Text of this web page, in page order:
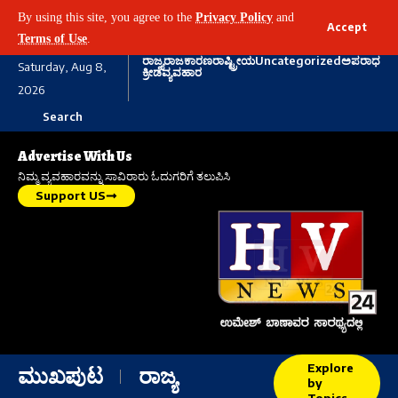
By using this site, you agree to the Privacy Policy and
Terms of Use
Accept
Saturday, Aug 8,
2026
ರಾಜ್ಯರಾಜಕಾರಣರಾಷ್ಟ್ರೀಯUncategorizedಅಪರಾಧ
ಕ್ರೀಡೆವ್ಯವಹಾರ
Search
Advertise With Us
ನಿಮ್ಮ ವ್ಯವಹಾರವನ್ನು ಸಾವಿರಾರು ಓದುಗರಿಗೆ ತಲುಪಿಸಿ
Support US
ಮುಖಪುಟ ರಾಜ್ಯ
Explore
by